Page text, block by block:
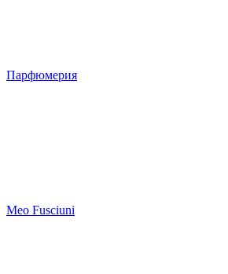
Парфюмерия
Meo Fusciuni